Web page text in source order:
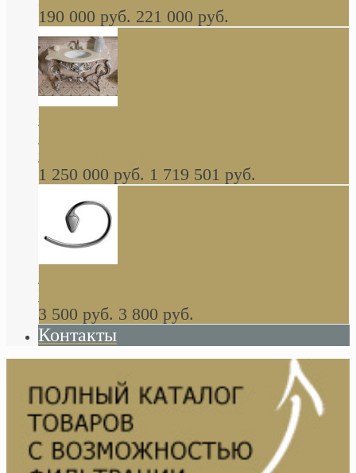
190 000 руб. 221 000 руб.
стиле барокко, из массива дерева, светло
коричневый матовый окрас + серебро
1 250 000 руб. 1 719 501 руб.
Khala Colombo аксессуары (серия) В
НАЛИЧИИ
3 500 руб. 3 800 руб.
Контакты